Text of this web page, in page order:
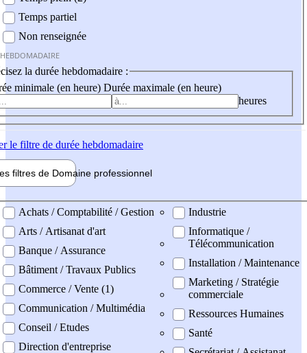
Temps partiel
Non renseignée
la durée hebdomadaire :
minimale (en heure) Durée maximale (en heure)
heures
le filtre de durée hebdomadaire
filtres de Domaine professionnel
professionel
Achats / Comptabilité / Gestion
Arts / Artisanat d'art
Banque / Assurance
Bâtiment / Travaux Publics
Commerce / Vente (1)
Communication / Multimédia
Conseil / Etudes
Direction d'entreprise
Industrie
Informatique /
Télécommunication
Installation / Maintenance
Marketing / Stratégie
commerciale
Ressources Humaines
Santé